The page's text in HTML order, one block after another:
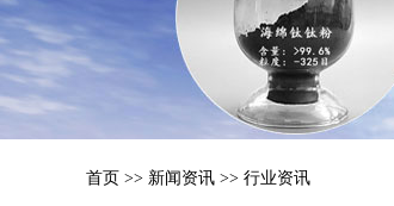
首页 >> 新闻资讯 >> 行业资讯